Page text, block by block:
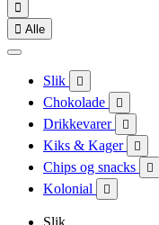

 Alle
Slik 
Chokolade 
Drikkevarer 
Kiks & Kager 
Chips og snacks 
Kolonial 
Slik